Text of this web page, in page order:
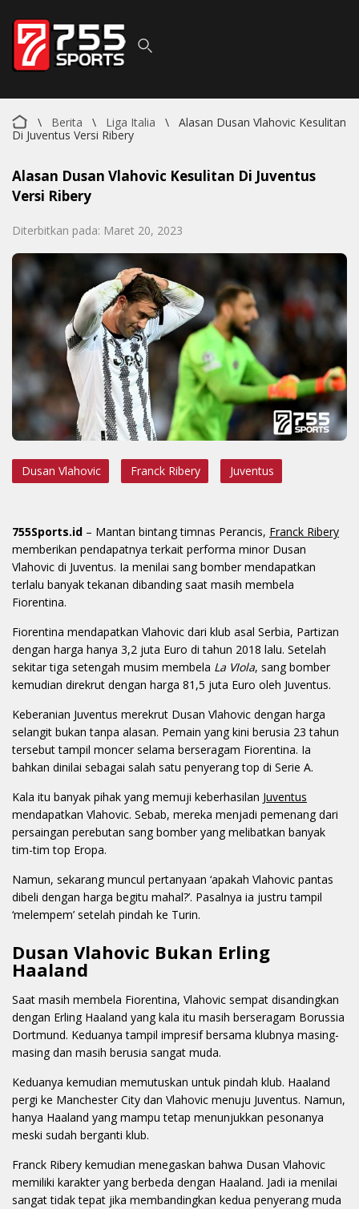
\ Berita \ Liga Italia \
Alasan Dusan Vlahovic Kesulitan
Di Juventus Versi Ribery
Alasan Dusan Vlahovic Kesulitan Di Juventus
Versi Ribery
Diterbitkan pada: Maret 20, 2023
Dusan Vlahovic Franck Ribery Juventus
755Sports.id – Mantan bintang timnas Perancis, Franck Ribery
memberikan pendapatnya terkait performa minor Dusan
Vlahovic di Juventus. Ia menilai sang bomber mendapatkan
terlalu banyak tekanan dibanding saat masih membela
Fiorentina.
Fiorentina mendapatkan Vlahovic dari klub asal Serbia, Partizan
dengan harga hanya 3,2 juta Euro di tahun 2018 lalu. Setelah
sekitar tiga setengah musim membela La VIola, sang bomber
kemudian direkrut dengan harga 81,5 juta Euro oleh Juventus.
Keberanian Juventus merekrut Dusan Vlahovic dengan harga
selangit bukan tanpa alasan. Pemain yang kini berusia 23 tahun
tersebut tampil moncer selama berseragam Fiorentina. Ia
bahkan dinilai sebagai salah satu penyerang top di Serie A.
Kala itu banyak pihak yang memuji keberhasilan Juventus
mendapatkan Vlahovic. Sebab, mereka menjadi pemenang dari
persaingan perebutan sang bomber yang melibatkan banyak
tim-tim top Eropa.
Namun, sekarang muncul pertanyaan ‘apakah Vlahovic pantas
dibeli dengan harga begitu mahal?’. Pasalnya ia justru tampil
‘melempem’ setelah pindah ke Turin.
Dusan Vlahovic Bukan Erling
Haaland
Saat masih membela Fiorentina, Vlahovic sempat disandingkan
dengan Erling Haaland yang kala itu masih berseragam Borussia
Dortmund. Keduanya tampil impresif bersama klubnya masing-
masing dan masih berusia sangat muda.
Keduanya kemudian memutuskan untuk pindah klub. Haaland
pergi ke Manchester City dan Vlahovic menuju Juventus. Namun,
hanya Haaland yang mampu tetap menunjukkan pesonanya
meski sudah berganti klub.
Franck Ribery kemudian menegaskan bahwa Dusan Vlahovic
memiliki karakter yang berbeda dengan Haaland. Jadi ia menilai
sangat tidak tepat jika membandingkan kedua penyerang muda